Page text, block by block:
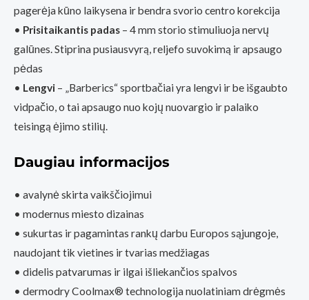
pagerėja kūno laikysena ir bendra svorio centro korekcija
• Prisitaikantis padas – 4 mm storio stimuliuoja nervų
galūnes. Stiprina pusiausvyrą, reljefo suvokimą ir apsaugo
pėdas
• Lengvi – „Barberics“ sportbačiai yra lengvi ir be išgaubto
vidpačio, o tai apsaugo nuo kojų nuovargio ir palaiko
teisingą ėjimo stilių.
Daugiau informacijos
• avalynė skirta vaikščiojimui
• modernus miesto dizainas
• sukurtas ir pagamintas rankų darbu Europos sąjungoje,
naudojant tik vietines ir tvarias medžiagas
• didelis patvarumas ir ilgai išliekančios spalvos
• dermodry Coolmax® technologija nuolatiniam drėgmės